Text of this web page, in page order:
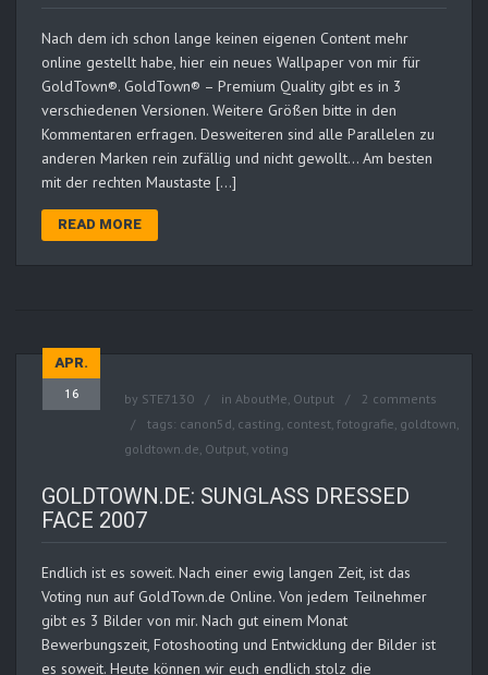
Nach dem ich schon lange keinen eigenen Content mehr
online gestellt habe, hier ein neues Wallpaper von mir für
GoldTown®. GoldTown® – Premium Quality gibt es in 3
verschiedenen Versionen. Weitere Größen bitte in den
Kommentaren erfragen. Desweiteren sind alle Parallelen zu
anderen Marken rein zufällig und nicht gewollt… Am besten
mit der rechten Maustaste […]
READ MORE
APR.
16 by STE7130 in AboutMe Output
2 comments
tags: canon5d casting contest fotografie goldtown
goldtown.de Output voting
GOLDTOWN.DE: SUNGLASS DRESSED
FACE 2007
Endlich ist es soweit. Nach einer ewig langen Zeit, ist das
Voting nun auf GoldTown.de Online. Von jedem Teilnehmer
gibt es 3 Bilder von mir. Nach gut einem Monat
Bewerbungszeit, Fotoshooting und Entwicklung der Bilder ist
es soweit. Heute können wir euch endlich stolz die